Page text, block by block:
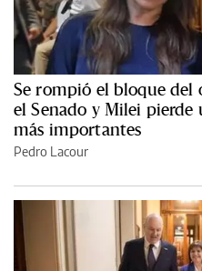
Se rompió el bloque
el Senado y Milei pierde
más importantes
Pedro Lacour